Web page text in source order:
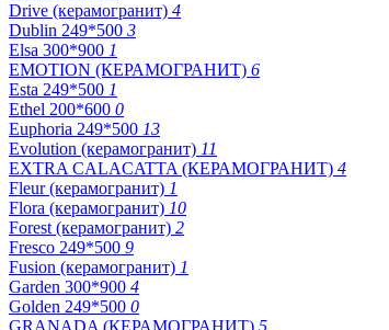
Drive (керамогранит) 4
Dublin 249*500 3
Elsa 300*900 1
EMOTION (КЕРАМОГРАНИТ) 6
Esta 249*500 1
Ethel 200*600 0
Euphoria 249*500 13
Evolution (керамогранит) 11
EXTRA CALACATTA (КЕРАМОГРАНИТ) 4
Fleur (керамогранит) 1
Flora (керамогранит) 10
Forest (керамогранит) 2
Fresco 249*500 9
Fusion (керамогранит) 1
Garden 300*900 4
Golden 249*500 0
GRANADA (КЕРАМОГРАНИТ) 5